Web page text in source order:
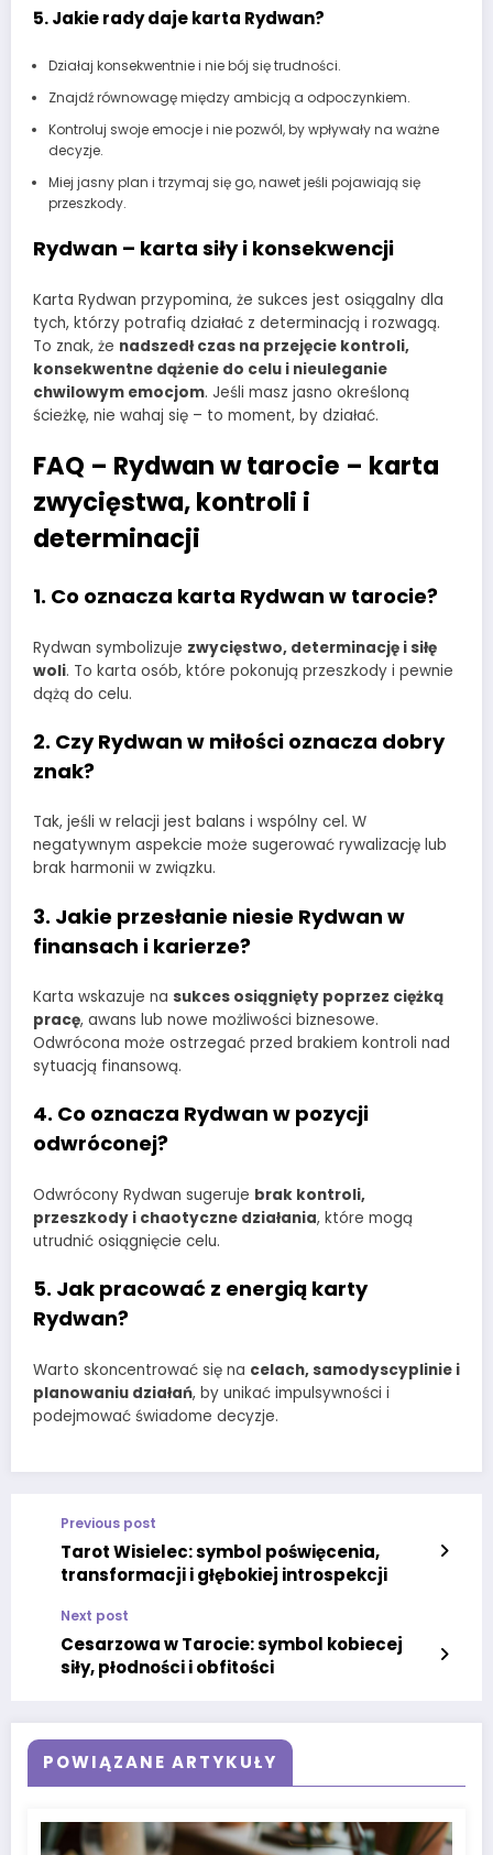
5. Jakie rady daje karta Rydwan?
Działaj konsekwentnie i nie bój się trudności.
Znajdź równowagę między ambicją a odpoczynkiem.
Kontroluj swoje emocje i nie pozwól, by wpływały na ważne
decyzje.
Miej jasny plan i trzymaj się go, nawet jeśli pojawiają się
przeszkody.
Rydwan – karta siły i konsekwencji
Karta Rydwan przypomina, że sukces jest osiągalny dla
tych, którzy potrafią działać z determinacją i rozwagą.
To znak, że nadszedł czas na przejęcie kontroli,
konsekwentne dążenie do celu i nieuleganie
chwilowym emocjom. Jeśli masz jasno określoną
ścieżkę, nie wahaj się – to moment, by działać.
FAQ – Rydwan w tarocie – karta
zwycięstwa, kontroli i
determinacji
1. Co oznacza karta Rydwan w tarocie?
Rydwan symbolizuje zwycięstwo, determinację i siłę
woli. To karta osób, które pokonują przeszkody i pewnie
dążą do celu.
2. Czy Rydwan w miłości oznacza dobry
znak?
Tak, jeśli w relacji jest balans i wspólny cel. W
negatywnym aspekcie może sugerować rywalizację lub
brak harmonii w związku.
3. Jakie przesłanie niesie Rydwan w
finansach i karierze?
Karta wskazuje na sukces osiągnięty poprzez ciężką
pracę, awans lub nowe możliwości biznesowe.
Odwrócona może ostrzegać przed brakiem kontroli nad
sytuacją finansową.
4. Co oznacza Rydwan w pozycji
odwróconej?
Odwrócony Rydwan sugeruje brak kontroli,
przeszkody i chaotyczne działania, które mogą
utrudnić osiągnięcie celu.
5. Jak pracować z energią karty
Rydwan?
Warto skoncentrować się na celach, samodyscyplinie i
planowaniu działań, by unikać impulsywności i
podejmować świadome decyzje.
Previous post
Tarot Wisielec: symbol poświęcenia,
transformacji i głębokiej introspekcji
Next post
Cesarzowa w Tarocie: symbol kobiecej
siły, płodności i obfitości
POWIĄZANE ARTYKUŁY